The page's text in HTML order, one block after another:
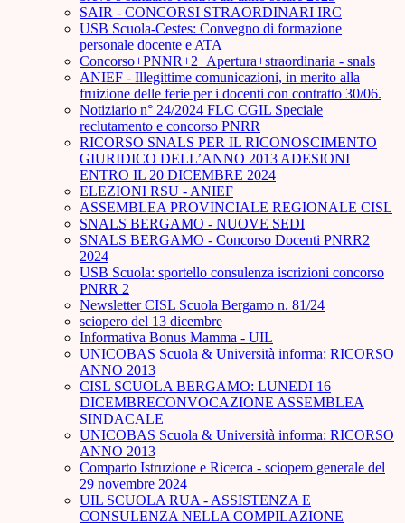
SAIR - CONCORSI STRAORDINARI IRC
USB Scuola-Cestes: Convegno di formazione
personale docente e ATA
Concorso+PNNR+2+Apertura+straordinaria - snals
ANIEF - Illegittime comunicazioni, in merito alla
fruizione delle ferie per i docenti con contratto 30/06.
Notiziario n° 24/2024 FLC CGIL Speciale
reclutamento e concorso PNRR
RICORSO SNALS PER IL RICONOSCIMENTO
GIURIDICO DELL’ANNO 2013 ADESIONI
ENTRO IL 20 DICEMBRE 2024
ELEZIONI RSU - ANIEF
ASSEMBLEA PROVINCIALE REGIONALE CISL
SNALS BERGAMO - NUOVE SEDI
SNALS BERGAMO - Concorso Docenti PNRR2
2024
USB Scuola: sportello consulenza iscrizioni concorso
PNRR 2
Newsletter CISL Scuola Bergamo n. 81/24
sciopero del 13 dicembre
Informativa Bonus Mamma - UIL
UNICOBAS Scuola & Università informa: RICORSO
ANNO 2013
CISL SCUOLA BERGAMO: LUNEDI 16
DICEMBRECONVOCAZIONE ASSEMBLEA
SINDACALE
UNICOBAS Scuola & Università informa: RICORSO
ANNO 2013
Comparto Istruzione e Ricerca - sciopero generale del
29 novembre 2024
UIL SCUOLA RUA - ASSISTENZA E
CONSULENZA NELLA COMPILAZIONE